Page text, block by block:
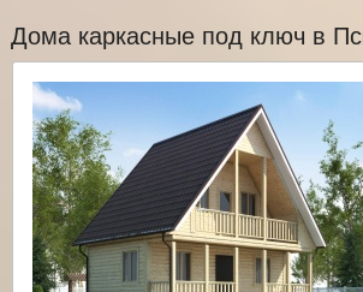
Дома каркасные под ключ в